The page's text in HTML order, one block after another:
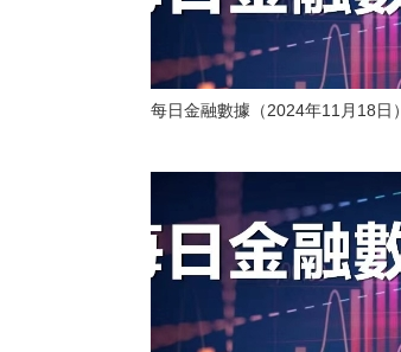
每日金融數據（2024年11月18日）